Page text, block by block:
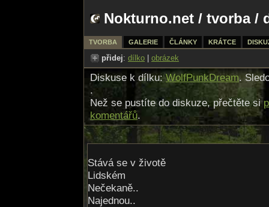
Nokturno.net / tvorba/
TVORBA GALERIE ČLÁNKY KRÁTCE
přidej: dílko obrázek
Diskuse k dílku:WolfPunkDream.
.
Než se pustíte do diskuze, přečtěte si
komentářů.
Stává se v životě
Lidském
Nečekaně..
Najednou..